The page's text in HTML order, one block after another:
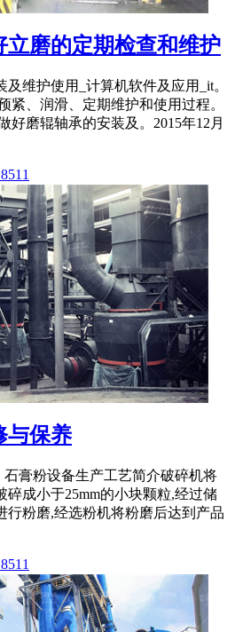
立磨的定期检查和维护
维护使用_计算机软件及应用_it。
紧、润滑、定期维护和使用过程。
好磨辊轴承的安装及。2015年12月
与保养
石膏粉设备生产工艺简介破碎机将
碎成小于25mm的小块颗粒,经过储
行粉磨,经选粉机将粉磨后达到产品